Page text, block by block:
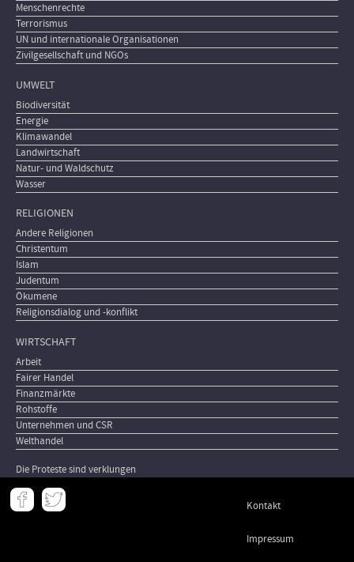
Menschenrechte
Terrorismus
UN und internationale Organisationen
Zivilgesellschaft und NGOs
UMWELT
Biodiversität
Energie
Klimawandel
Landwirtschaft
Natur- und Waldschutz
Wasser
RELIGIONEN
Andere Religionen
Christentum
Islam
Judentum
Ökumene
Religionsdialog und -konflikt
WIRTSCHAFT
Arbeit
Fairer Handel
Finanzmärkte
Rohstoffe
Unternehmen und CSR
Welthandel
Die Proteste sind verklungen
Meta
- Kontakt
Impressum